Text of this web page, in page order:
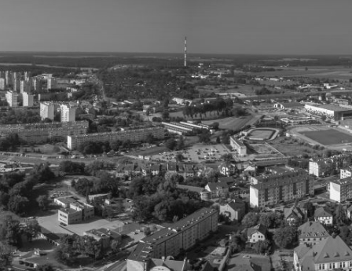
Partner produkcyjny
Zaloguj się